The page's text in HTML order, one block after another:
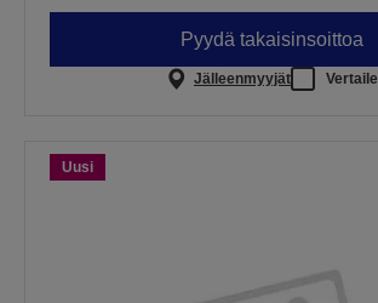
Pyydä takaisinsoittoa
Jälleenmyyjät Vertaile
Uusi